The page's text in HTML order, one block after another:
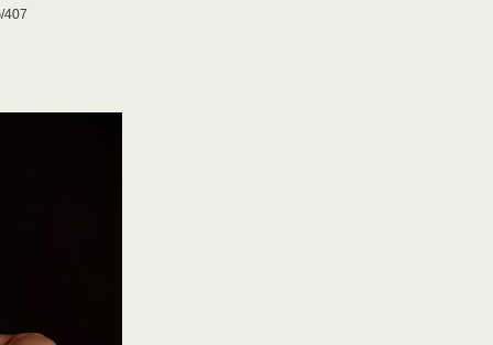
407